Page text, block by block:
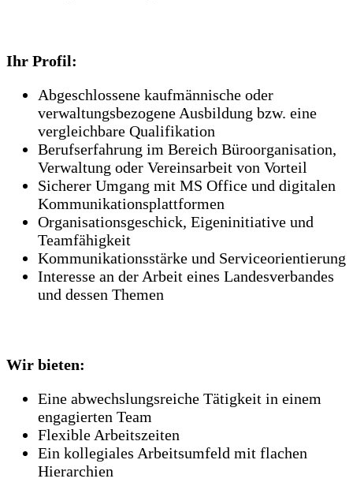
Ihr Profil:
Abgeschlossene kaufmännische oder
verwaltungsbezogene Ausbildung bzw. eine
vergleichbare Qualifikation
Berufserfahrung im Bereich Büroorganisation,
Verwaltung oder Vereinsarbeit von Vorteil
Sicherer Umgang mit MS Office und digitalen
Kommunikationsplattformen
Organisationsgeschick, Eigeninitiative und
Teamfähigkeit
Kommunikationsstärke und Serviceorientierung
Interesse an der Arbeit eines Landesverbandes
und dessen Themen
Wir bieten:
Eine abwechslungsreiche Tätigkeit in einem
engagierten Team
Flexible Arbeitszeiten
Ein kollegiales Arbeitsumfeld mit flachen
Hierarchien